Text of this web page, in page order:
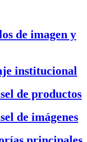
de imagen y
institucional
de productos
de imágenes